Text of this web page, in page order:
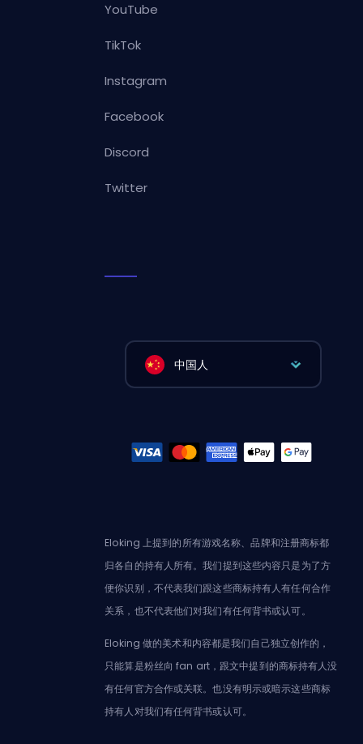
YouTube
TikTok
Instagram
Facebook
Discord
Twitter
中国人
Eloking 上提到的所有游戏名称、品牌和注册商标都
归各自的持有人所有。我们提到这些内容只是为了方
便你识别，不代表我们跟这些商标持有人有任何合作
关系，也不代表他们对我们有任何背书或认可。
Eloking 做的美术和内容都是我们自己独立创作的，
只能算是粉丝向 fan art，跟文中提到的商标持有人没
有任何官方合作或关联。也没有明示或暗示这些商标
持有人对我们有任何背书或认可。